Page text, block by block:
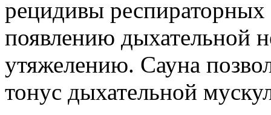
рецидивы
появлению дыхательной
утяжелению. Сауна
тонус дыхательной